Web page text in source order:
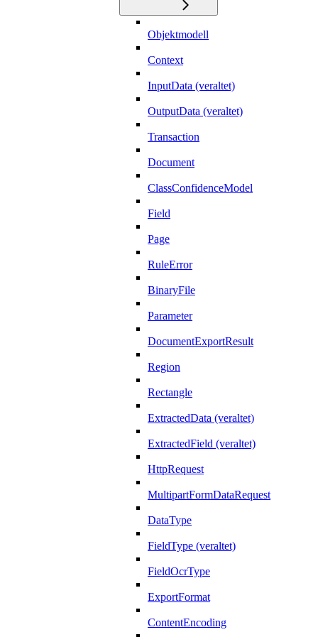
Objektmodell
Context
InputData (veraltet)
OutputData (veraltet)
Transaction
Document
ClassConfidenceModel
Field
Page
RuleError
BinaryFile
Parameter
DocumentExportResult
Region
Rectangle
ExtractedData (veraltet)
ExtractedField (veraltet)
HttpRequest
MultipartFormDataRequest
DataType
FieldType (veraltet)
FieldOcrType
ExportFormat
ContentEncoding